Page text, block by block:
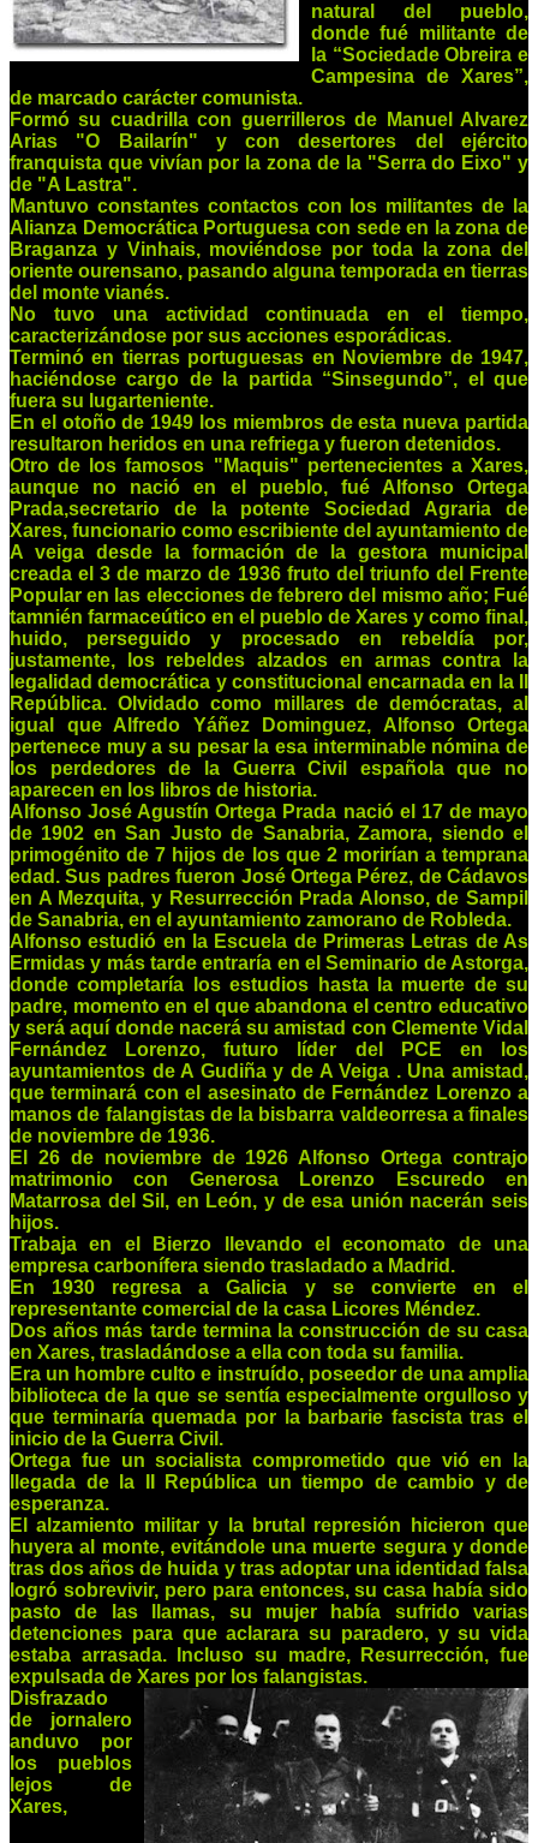
natural del pueblo,
donde fué militante de
la “Sociedade Obreira e
Campesina de Xares”,
de marcado carácter comunista.
Formó su cuadrilla con guerrilleros de Manuel Alvarez
Arias "O Bailarín" y con desertores del ejército
franquista que vivían por la zona de la "Serra do Eixo" y
de "A Lastra".
Mantuvo constantes contactos con los militantes de la
Alianza Democrática Portuguesa con sede en la zona de
Braganza y Vinhais, moviéndose por toda la zona del
oriente ourensano, pasando alguna temporada en tierras
del monte vianés.
No tuvo una actividad continuada en el tiempo,
caracterizándose por sus acciones esporádicas.
Terminó en tierras portuguesas en Noviembre de 1947,
haciéndose cargo de la partida “Sinsegundo”, el que
fuera su lugarteniente.
En el otoño de 1949 los miembros de esta nueva partida
resultaron heridos en una refriega y fueron detenidos.
Otro de los famosos "Maquis" pertenecientes a Xares,
aunque no nació en el pueblo, fué Alfonso Ortega
Prada,secretario de la potente Sociedad Agraria de
Xares, funcionario como escribiente del ayuntamiento de
A veiga desde la formación de la gestora municipal
creada el 3 de marzo de 1936 fruto del triunfo del Frente
Popular en las elecciones de febrero del mismo año; Fué
tamnién farmaceútico en el pueblo de Xares y como final,
huido, perseguido y procesado en rebeldía por,
justamente, los rebeldes alzados en armas contra la
legalidad democrática y constitucional encarnada en la II
República. Olvidado como millares de demócratas, al
igual que Alfredo Yáñez Dominguez, Alfonso Ortega
pertenece muy a su pesar la esa interminable nómina de
los perdedores de la Guerra Civil española que no
aparecen en los libros de historia.
Alfonso José Agustín Ortega Prada nació el 17 de mayo
de 1902 en San Justo de Sanabria, Zamora, siendo el
primogénito de 7 hijos de los que 2 morirían a temprana
edad. Sus padres fueron José Ortega Pérez, de Cádavos
en A Mezquita, y Resurrección Prada Alonso, de Sampil
de Sanabria, en el ayuntamiento zamorano de Robleda.
Alfonso estudió en la Escuela de Primeras Letras de As
Ermidas y más tarde entraría en el Seminario de Astorga,
donde completaría los estudios hasta la muerte de su
padre, momento en el que abandona el centro educativo
y será aquí donde nacerá su amistad con Clemente Vidal
Fernández Lorenzo, futuro líder del PCE en los
ayuntamientos de A Gudiña y de A Veiga . Una amistad,
que terminará con el asesinato de Fernández Lorenzo a
manos de falangistas de la bisbarra valdeorresa a finales
de noviembre de 1936.
El 26 de noviembre de 1926 Alfonso Ortega contrajo
matrimonio con Generosa Lorenzo Escuredo en
Matarrosa del Sil, en León, y de esa unión nacerán seis
hijos.
Trabaja en el Bierzo llevando el economato de una
empresa carbonífera siendo trasladado a Madrid.
En 1930 regresa a Galicia y se convierte en el
representante comercial de la casa Licores Méndez.
Dos años más tarde termina la construcción de su casa
en Xares, trasladándose a ella con toda su familia.
Era un hombre culto e instruído, poseedor de una amplia
biblioteca de la que se sentía especialmente orgulloso y
que terminaría quemada por la barbarie fascista tras el
inicio de la Guerra Civil.
Ortega fue un socialista comprometido que vió en la
llegada de la II República un tiempo de cambio y de
esperanza.
El alzamiento militar y la brutal represión hicieron que
huyera al monte, evitándole una muerte segura y donde
tras dos años de huida y tras adoptar una identidad falsa
logró sobrevivir, pero para entonces, su casa había sido
pasto de las llamas, su mujer había sufrido varias
detenciones para que aclarara su paradero, y su vida
estaba arrasada. Incluso su madre, Resurrección, fue
expulsada de Xares por los falangistas.
Disfrazado
de jornalero
anduvo por
los pueblos
lejos de
Xares,